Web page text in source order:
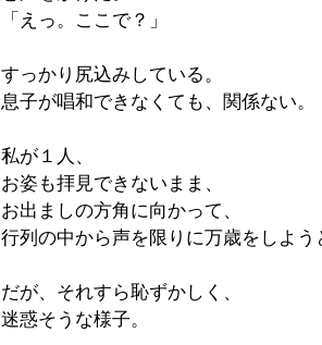
「えっ。ここで？」
すっかり尻込みしている。
息子が唱和できなくても、関係ない。
私が１人、
お姿も拝見できないまま、
お出ましの方角に向かって、
行列の中から声を限りに万歳をしよう
だが、それすら恥ずかしく、
迷惑そうな様子。